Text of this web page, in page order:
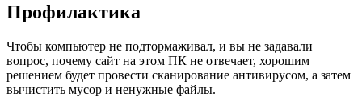
Профилактика
Чтобы компьютер не подтормаживал, и вы не задавали
вопрос, почему сайт на этом ПК не отвечает, хорошим
решением будет провести сканирование антивирусом, а затем
вычистить мусор и ненужные файлы.